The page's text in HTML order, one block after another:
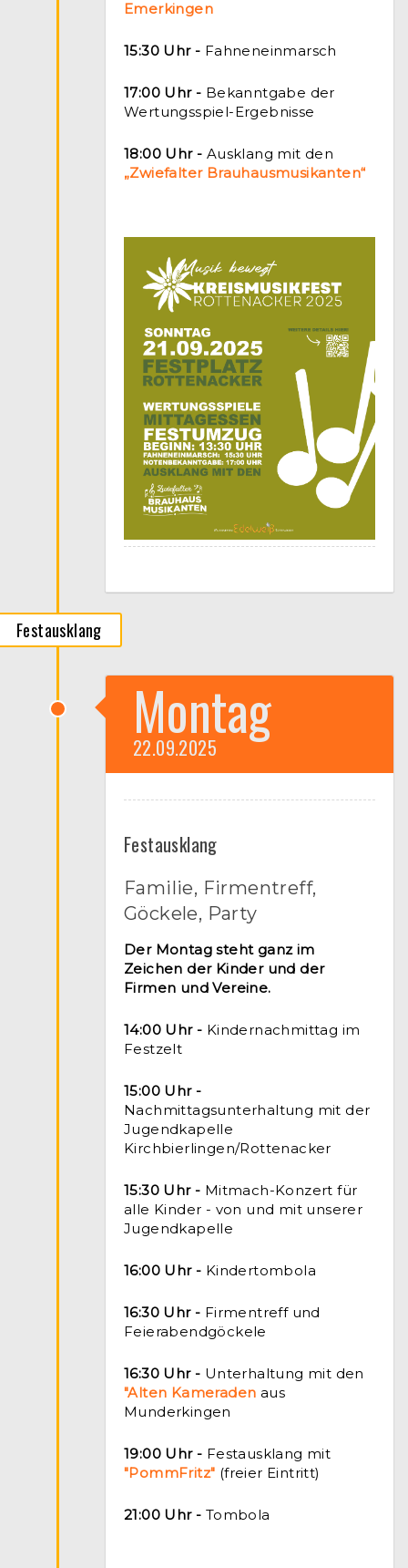
Emerkingen
15:30 Uhr - Fahneneinmarsch
17:00 Uhr - Bekanntgabe der
Wertungsspiel-Ergebnisse
18:00 Uhr - Ausklang mit den
„Zwiefalter Brauhausmusikanten“
Montag
22.09.2025
Festausklang
Familie, Firmentreff,
Göckele, Party
Der Montag steht ganz im
Zeichen der Kinder und der
Firmen und Vereine.
14:00 Uhr - Kindernachmittag im
Festzelt
15:00 Uhr -
Nachmittagsunterhaltung mit der
Jugendkapelle
Kirchbierlingen/Rottenacker
15:30 Uhr - Mitmach-Konzert für
alle Kinder - von und mit unserer
Jugendkapelle
16:00 Uhr - Kindertombola
16:30 Uhr - Firmentreff und
Feierabendgöckele
16:30 Uhr - Unterhaltung mit den
"Alten Kameraden aus
Munderkingen
19:00 Uhr - Festausklang mit
"PommFritz" (freier Eintritt)
21:00 Uhr - Tombola
Festausklang